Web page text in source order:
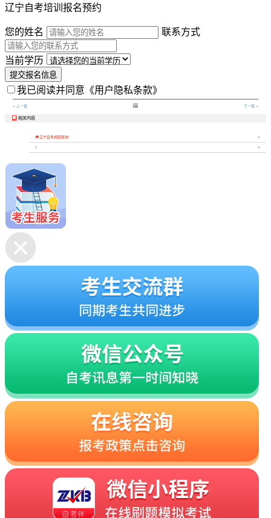
辽宁自考培训报名预约
您的姓名
联系方式
当前学历
提交报名信息
我已阅读并同意 《用户隐私条款》
< 上一章  下一章 >
 相关内容
辽宁自考成绩查询
1